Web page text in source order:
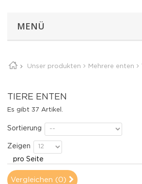
MENÜ
Unser produkten Mehrere enten
TIERE ENTEN
Es gibt 37 Artikel.
Sortierung
Zeigen
pro Seite
Vergleichen (0)